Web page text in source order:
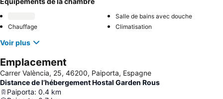
Salle de bains avec douche
Chauffage
Climatisation
Voir plus
Emplacement
Carrer València, 25, 46200, Paiporta, Espagne
Distance de l’hébergement Hostal Garden Rous
Paiporta: 0.4 km